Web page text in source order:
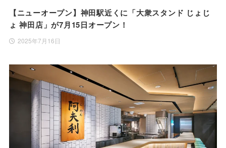
【ニューオープン】神田駅近くに「大衆スタンド じょじ
ょ 神田店」が7月15日オープン！
2025年7月16日